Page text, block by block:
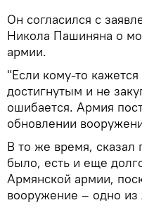
Он согласился с
Никола Пашиняна о
армии.
"Если кому-то
достигнутым и не
ошибается. Армия
обновлении
В то же время, сказал
было, есть и еще
Армянской армии,
вооружение – одно